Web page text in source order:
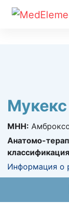
Мукекс
МНН:
Анатомо-
Информация о
Информация о